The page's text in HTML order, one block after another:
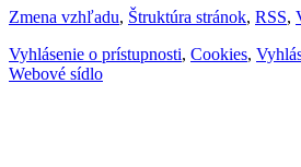
Zmena vzhľadu, Štruktúra stránok, RSS,
Vyhlásenie o prístupnosti, Cookies,
Webové sídlo